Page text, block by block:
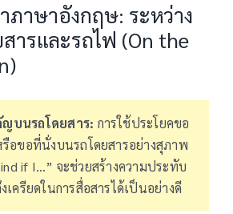
าษาอังกฤษ: ระหว่าง
ารและรถไฟ (On the
บนรถโดยสาร: การใช้ประโยคขอ
อขอที่นั่งบนรถโดยสารอย่างสุภาพ
if I…” จะช่วยสร้างความประทับ
เครียดในการสื่อสารได้เป็นอย่างดี